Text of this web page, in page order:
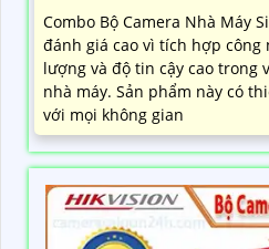
Combo Bộ Camera Nhà Máy
đánh giá cao vì tích hợp
lượng và độ tin cậy cao trong
nhà máy. Sản phẩm này có
với mọi không gian